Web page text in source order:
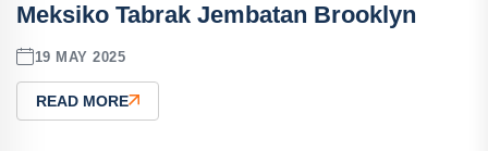
Meksiko Tabrak Jembatan Brooklyn
19 MAY 2025
READ MORE